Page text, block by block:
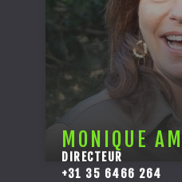
MONIQUE
DIRECTEUR
+31 35 6466 264